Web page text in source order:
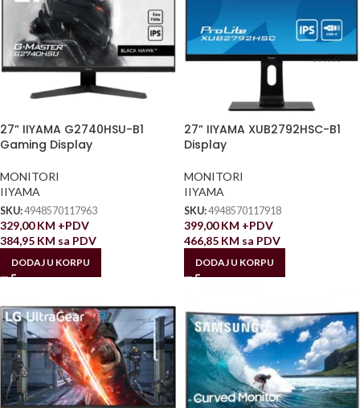
27” IIYAMA G2740HSU-B1
Gaming Display
MONITORI
IIYAMA
SKU:4948570117963
329,00KM +PDV
384,95 KM sa PDV
DODAJ U KORPU
27” IIYAMA XUB2792HSC-B1
Display
MONITORI
IIYAMA
SKU:4948570117918
399,00KM +PDV
466,85 KM sa PDV
DODAJ U KORPU